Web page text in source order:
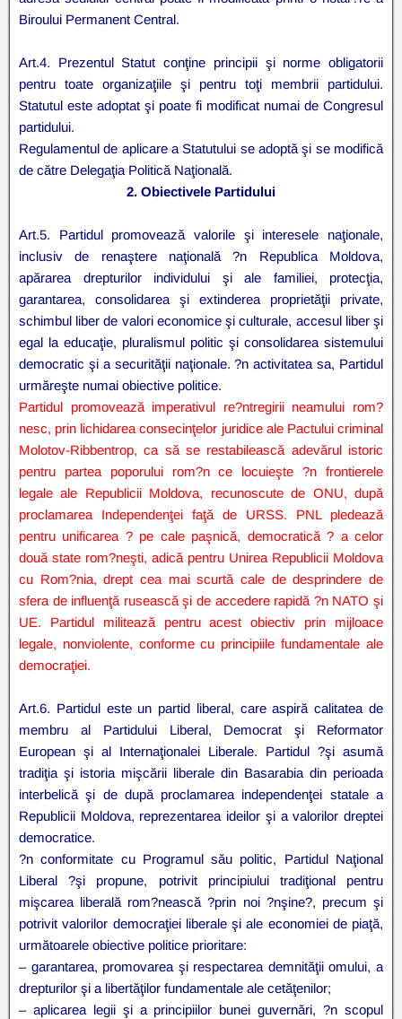
Biroului Permanent Central.
Art.4. Prezentul Statut conţine principii şi norme obligatorii
pentru toate organizaţiile şi pentru toţi membrii partidului.
Statutul este adoptat şi poate fi modificat numai de Congresul
partidului.
Regulamentul de aplicare a Statutului se adoptă şi se modifică
de către Delegaţia Politică Naţională.
2. Obiectivele Partidului
Art.5. Partidul promovează valorile şi interesele naţionale,
inclusiv de renaştere naţională ?n Republica Moldova,
apărarea drepturilor individului şi ale familiei, protecţia,
garantarea, consolidarea şi extinderea proprietăţii private,
schimbul liber de valori economice şi culturale, accesul liber şi
egal la educaţie, pluralismul politic şi consolidarea sistemului
democratic şi a securităţii naţionale. ?n activitatea sa, Partidul
urmăreşte numai obiective politice.
Partidul promovează imperativul re?ntregirii neamului rom?
nesc, prin lichidarea consecinţelor juridice ale Pactului criminal
Molotov-Ribbentrop, ca să se restabilească adevărul istoric
pentru partea poporului rom?n ce locuieşte ?n frontierele
legale ale Republicii Moldova, recunoscute de ONU, după
proclamarea Independenţei faţă de URSS. PNL pledează
pentru unificarea ? pe cale paşnică, democratică ? a celor
două state rom?neşti, adică pentru Unirea Republicii Moldova
cu Rom?nia, drept cea mai scurtă cale de desprindere de
sfera de influenţă rusească şi de accedere rapidă ?n NATO şi
UE. Partidul militează pentru acest obiectiv prin mijloace
legale, nonviolente, conforme cu principiile fundamentale ale
democraţiei.
Art.6. Partidul este un partid liberal, care aspiră calitatea de
membru al Partidului Liberal, Democrat şi Reformator
European şi al Internaţionalei Liberale. Partidul ?şi asumă
tradiţia şi istoria mişcării liberale din Basarabia din perioada
interbelică şi de după proclamarea independenţei statale a
Republicii Moldova, reprezentarea ideilor şi a valorilor dreptei
democratice.
?n conformitate cu Programul său politic, Partidul Naţional
Liberal ?şi propune, potrivit principiului tradiţional pentru
mişcarea liberală rom?nească ?prin noi ?nşine?, precum şi
potrivit valorilor democraţiei liberale şi ale economiei de piaţă,
următoarele obiective politice prioritare:
– garantarea, promovarea şi respectarea demnităţii omului, a
drepturilor şi a libertăţilor fundamentale ale cetăţenilor;
– aplicarea legii şi a principiilor bunei guvernări, ?n scopul